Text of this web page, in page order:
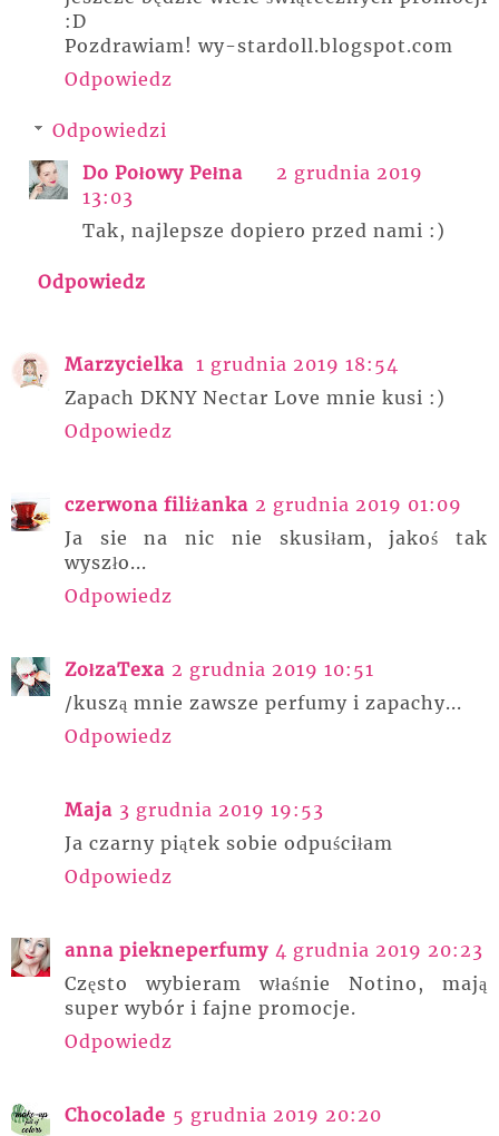
:D
Pozdrawiam! wy-stardoll.blogspot.com
Odpowiedz
Odpowiedzi
Do Połowy Pełna
2 grudnia 2019
13:03
Tak, najlepsze dopiero przed nami :)
Odpowiedz
Marzycielka 1 grudnia 2019 18:54
Zapach DKNY Nectar Love mnie kusi :)
Odpowiedz
czerwona filiżanka 2 grudnia 2019 01:09
Ja sie na nic nie skusiłam, jakoś tak
wyszło...
Odpowiedz
ZołzaTexa 2 grudnia 2019 10:51
/kuszą mnie zawsze perfumy i zapachy...
Odpowiedz
Maja 3 grudnia 2019 19:53
Ja czarny piątek sobie odpuściłam
Odpowiedz
anna piekneperfumy 4 grudnia 2019 20:23
Często wybieram właśnie Notino, mają
super wybór i fajne promocje.
Odpowiedz
Chocolade 5 grudnia 2019 20:20